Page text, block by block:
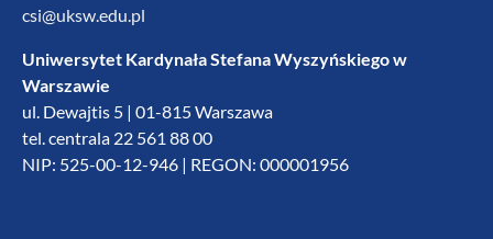
csi@uksw.edu.pl
Uniwersytet Kardynała Stefana Wyszyńskiego w
Warszawie
ul. Dewajtis 5 | 01-815 Warszawa
tel. centrala 22 561 88 00
NIP: 525-00-12-946 | REGON: 000001956